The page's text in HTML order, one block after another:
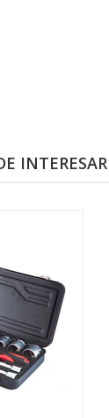
INTERESAR